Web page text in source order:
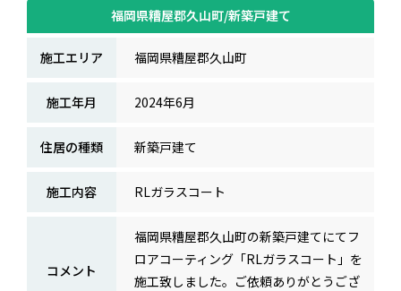
福岡県糟屋郡久山町/新築戸建て
施工エリア 福岡県糟屋郡久山町
施工年月 2024年6月
住居の種類 新築戸建て
施工内容 RLガラスコート
コメント
福岡県糟屋郡久山町の新築戸建てにてフ
ロアコーティング「RLガラスコート」を
施工致しました。ご依頼ありがとうござ